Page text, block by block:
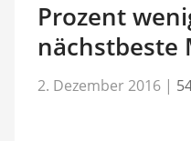
Prozent
nächstbeste
2. Dezember 2016 |